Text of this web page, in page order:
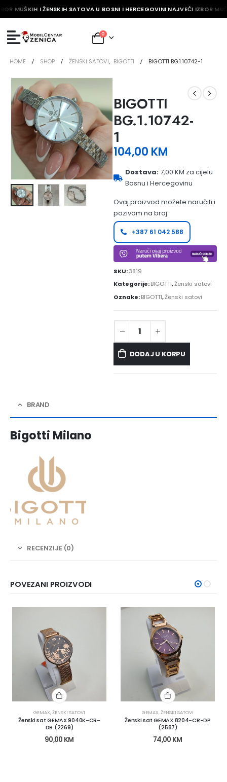
MUŠKIH I ŽENSKIH SATOVA U BOSNI I HERCEGOVINI NAJVEĆI IZBOR
0
HOME SHOP ŽENSKI SATOVI, BIGOTTI BIGOTTI BG.1.10742-1
BIGOTTI
BG.1.10742-
1
104,00 KM
Dostava:7,00 KM za cijelu
Bosnu i Hercegovinu
Ovaj proizvod možete naručiti i
pozivom na broj:
+387 61 042 588
SKU:3819
Kategorije:BIGOTTI,Ženski satovi
Oznake:BIGOTTI,Ženski satovi
DODAJ U KORPU
BRAND
Bigotti Milano
RECENZIJE (0)
POVEZANI PROIZVODI
GEMAX,ŽENSKI SATOVI
Ženski sat GEMAX 9040K-CR-
DB (2269)
90,00 KM
GEMAX,ŽENSKI SATOVI
Ženski sat GEMAX 8204-CR-DP
(2587)
74,00 KM